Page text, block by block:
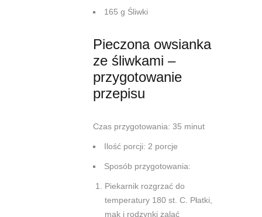
165 g Śliwki
Pieczona owsianka
ze śliwkami –
przygotowanie
przepisu
Czas przygotowania: 35 minut
Ilość porcji: 2 porcje
Sposób przygotowania:
Piekarnik rozgrzać do
temperatury 180 st. C. Płatki,
mak i rodzynki zalać